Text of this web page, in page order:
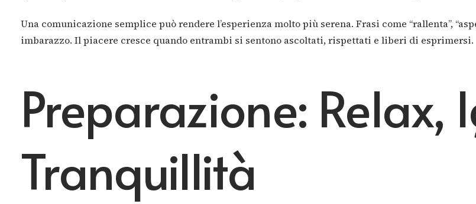
Una comunicazione semplice può rendere l’esperienza molto più serena. Frasi come “rallenta”,
imbarazzo. Il piacere cresce quando entrambi si sentono ascoltati, rispettati e liberi di esprimersi.
Preparazione: Relax,
Tranquillità